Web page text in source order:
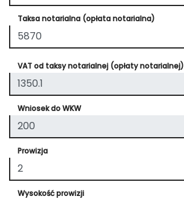
Taksa notarialna (opłata notarialna)
VAT od taksy notarialnej (opłaty notarialnej)
Wniosek do WKW
Prowizja
Wysokość prowizji